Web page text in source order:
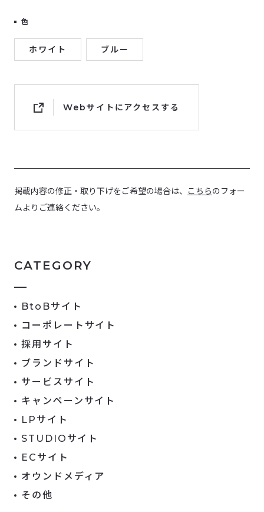
色
ホワイト ブルー
Webサイトにアクセスする
掲載内容の修正・取り下げをご希望の場合は、 こちらのフォー
ムよりご連絡ください。
CATEGORY
BtoBサイト
コーポレートサイト
採用サイト
ブランドサイト
サービスサイト
キャンペーンサイト
LPサイト
STUDIOサイト
ECサイト
オウンドメディア
その他